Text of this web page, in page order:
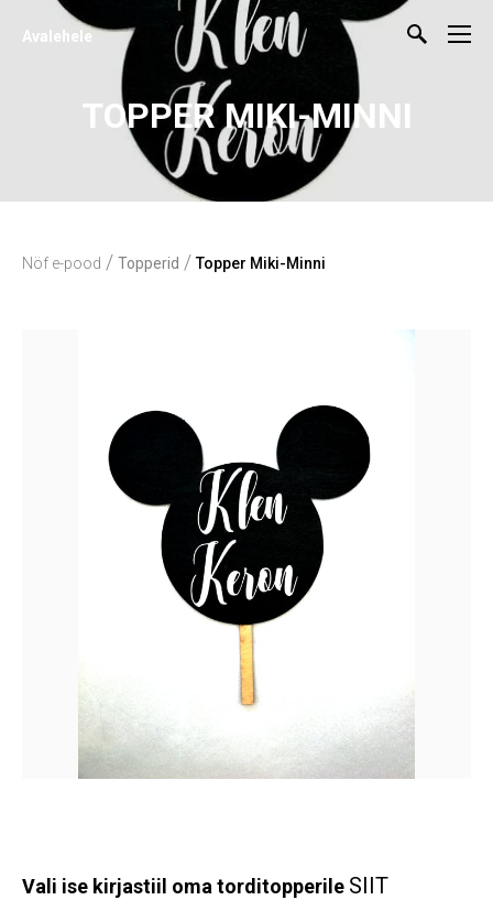
Avalehele
TOPPER MIKI-MINNI
Nöf e-pood / Topperid / Topper Miki-Minni
Vali ise kirjastiil oma torditopperile SIIT